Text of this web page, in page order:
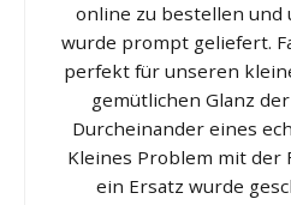
online zu bestellen und
wurde prompt geliefert.
perfekt für unseren
gemütlichen Glanz
Durcheinander eines
Kleines Problem mit der
ein Ersatz wurde